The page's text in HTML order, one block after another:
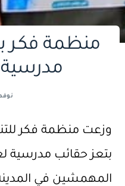
منظمة فكـر
مدرسية لـ50
نوفمبر
وزعت منظمة فكر
المهمشين في